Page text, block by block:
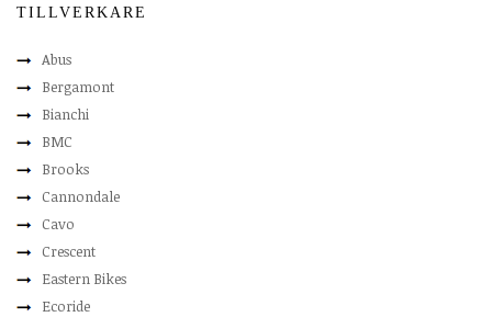
TILLVERKARE
Abus
Bergamont
Bianchi
BMC
Brooks
Cannondale
Cavo
Crescent
Eastern Bikes
Ecoride